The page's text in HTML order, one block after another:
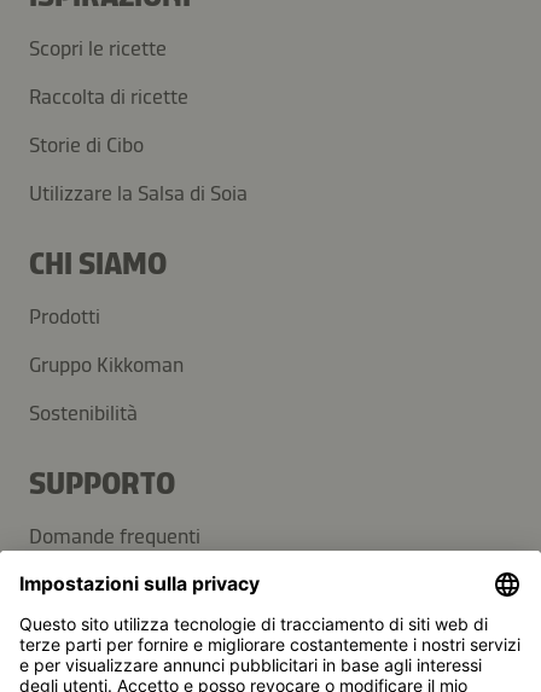
Scopri le ricette
Raccolta di ricette
Storie di Cibo
Utilizzare la Salsa di Soia
CHI SIAMO
Prodotti
Gruppo Kikkoman
Sostenibilità
SUPPORTO
Domande frequenti
Contatti
Newsletter